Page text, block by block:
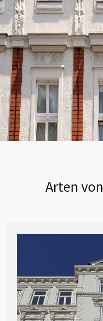
Arten von